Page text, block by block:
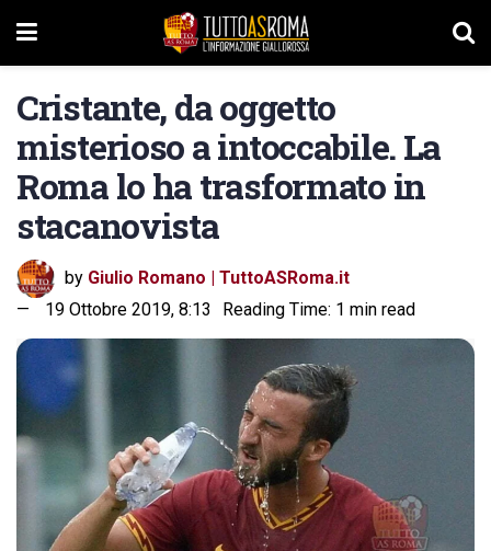
Cristante, da oggetto
misterioso a intoccabile. La
Roma lo ha trasformato in
stacanovista
by Giulio Romano | TuttoASRoma.it
19 Ottobre 2019, 8:13
Reading Time: 1 min read